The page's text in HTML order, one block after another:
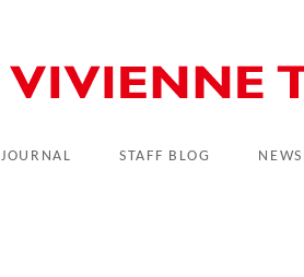
JOURNAL STAFF BLOG NEWS